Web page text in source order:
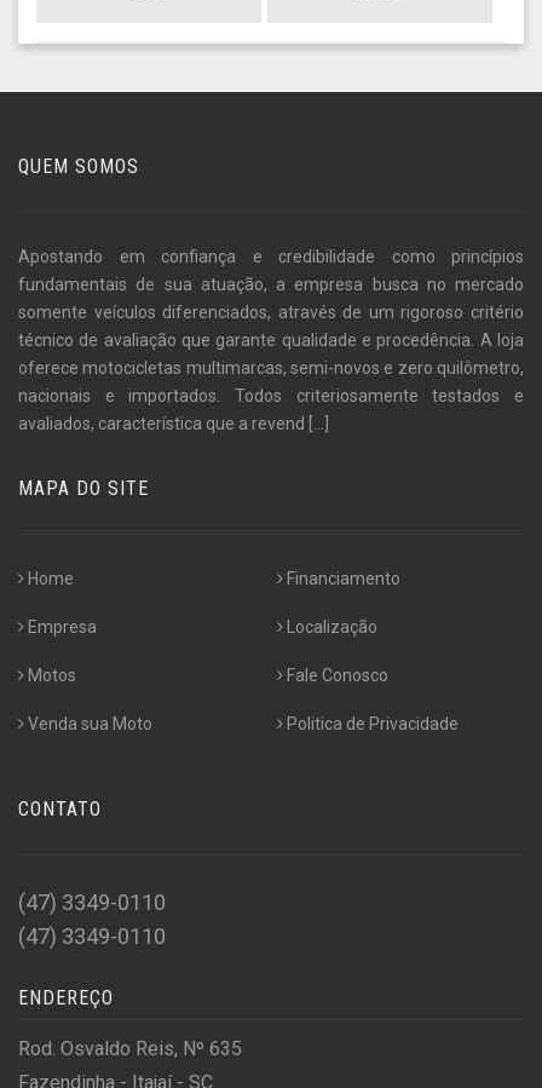
QUEM SOMOS
Apostando em confiança e credibilidade como princípios
fundamentais de sua atuação, a empresa busca no mercado
somente veículos diferenciados, através de um rigoroso critério
técnico de avaliação que garante qualidade e procedência. A loja
oferece motocicletas multimarcas, semi-novos e zero quilômetro,
nacionais e importados. Todos criteriosamente testados e
avaliados, característica que a revend [...]
MAPA DO SITE
Home
Empresa
Motos
Venda sua Moto
Financiamento
Localização
Fale Conosco
Politica de Privacidade
CONTATO
(47) 3349-0110
(47) 3349-0110
ENDEREÇO
Rod. Osvaldo Reis, Nº 635
Fazendinha - Itajaí - SC